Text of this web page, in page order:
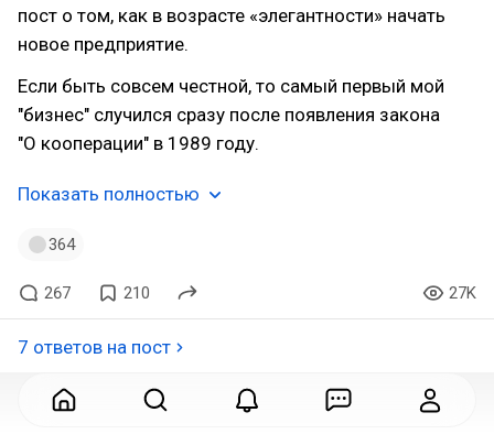
пост о том, как в возрасте «элегантности» начать
новое предприятие.
Если быть совсем честной, то самый первый мой
"бизнес" случился сразу после появления закона
"О кооперации" в 1989 году.
Показать полностью
364
267 210 27K
7 ответов на пост